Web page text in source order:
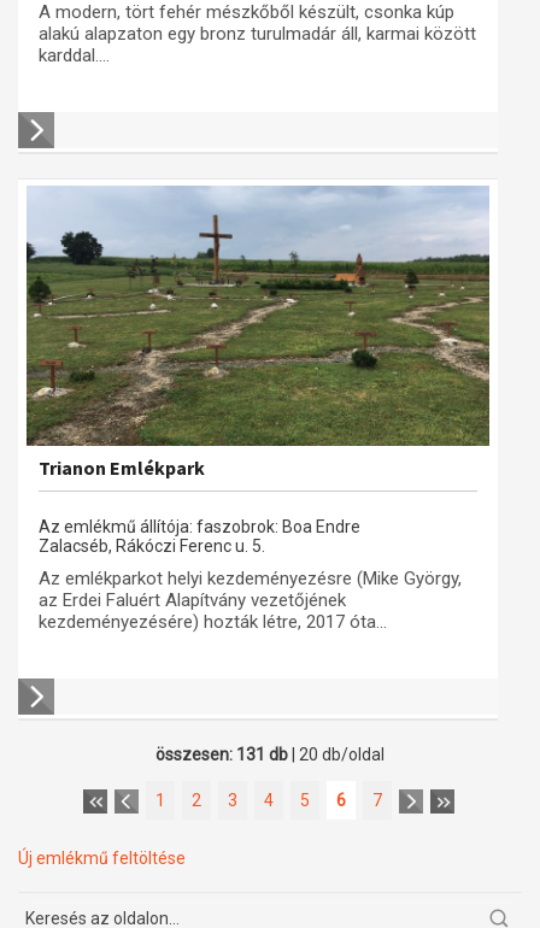
A modern, tört fehér mészkőből készült, csonka kúp
alakú alapzaton egy bronz turulmadár áll, karmai között
karddal....
Trianon Emlékpark
Az emlékmű állítója: faszobrok: Boa Endre
Zalacséb, Rákóczi Ferenc u. 5.
Az emlékparkot helyi kezdeményezésre (Mike György,
az Erdei Faluért Alapítvány vezetőjének
kezdeményezésére) hozták létre, 2017 óta...
összesen: 131 db | 20 db/oldal
1 2 3 4 5 6 7
Új emlékmű feltöltése